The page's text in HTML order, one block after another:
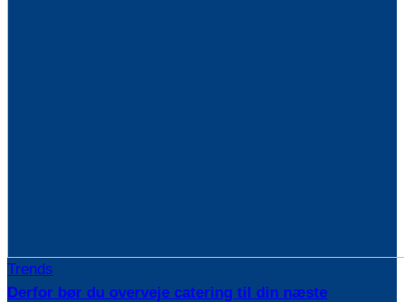
Trends
Derfor bør du overveje catering til din næste